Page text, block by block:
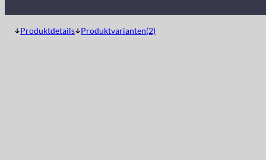
Produktdetails Produktvarianten(2)